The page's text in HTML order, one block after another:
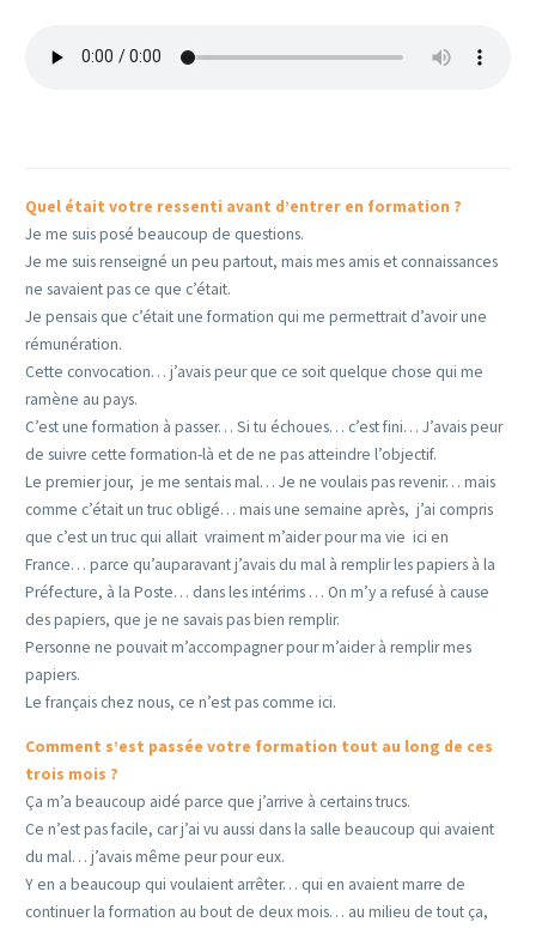
Quel était votre ressenti avant d’entrer en formation ?
Je me suis posé beaucoup de questions.
Je me suis renseigné un peu partout, mais mes amis et connaissances
ne savaient pas ce que c’était.
Je pensais que c’était une formation qui me permettrait d’avoir une
rémunération.
Cette convocation… j’avais peur que ce soit quelque chose qui me
ramène au pays.
C’est une formation à passer… Si tu échoues… c’est fini… J’avais peur
de suivre cette formation-là et de ne pas atteindre l’objectif.
Le premier jour, je me sentais mal… Je ne voulais pas revenir… mais
comme c’était un truc obligé… mais une semaine après, j’ai compris
que c’est un truc qui allait vraiment m’aider pour ma vie ici en
France… parce qu’auparavant j’avais du mal à remplir les papiers à la
Préfecture, à la Poste… dans les intérims … On m’y a refusé à cause
des papiers, que je ne savais pas bien remplir.
Personne ne pouvait m’accompagner pour m’aider à remplir mes
papiers.
Le français chez nous, ce n’est pas comme ici.
Comment s’est passée votre formation tout au long de ces
trois mois ?
Ça m’a beaucoup aidé parce que j’arrive à certains trucs.
Ce n’est pas facile, car j’ai vu aussi dans la salle beaucoup qui avaient
du mal… j’avais même peur pour eux.
Y en a beaucoup qui voulaient arrêter… qui en avaient marre de
continuer la formation au bout de deux mois… au milieu de tout ça,